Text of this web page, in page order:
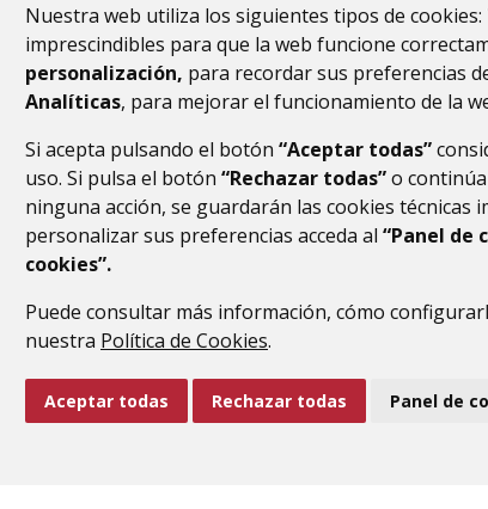
Nuestra web utiliza los siguientes tipos de cookies:
imprescindibles para que la web funcione
personalización, para recordar sus preferencias
Analíticas, para mejorar el funcionamiento de la
Si acepta pulsando el botón “Aceptar todas”
uso. Si pulsa el botón “Rechazar todas”o
ninguna acción, se guardarán las cookies técnicas
personalizar sus preferencias acceda al “Panel de
cookies”.
Puede consultar más información, cómo
nuestra Política de Cookies.
Aceptar todas Rechazar todas Panel de
El Licinar aquí.
(ESPAÑA)
AVISO LEGAL PROTECCIÓN DE DATOS